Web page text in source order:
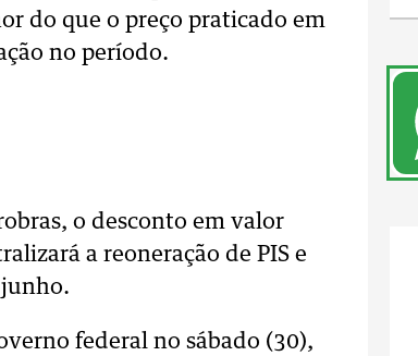
do que o preço praticado em
no período.
o desconto em valor
a reoneração de PIS e
junho.
federal no sábado (30),